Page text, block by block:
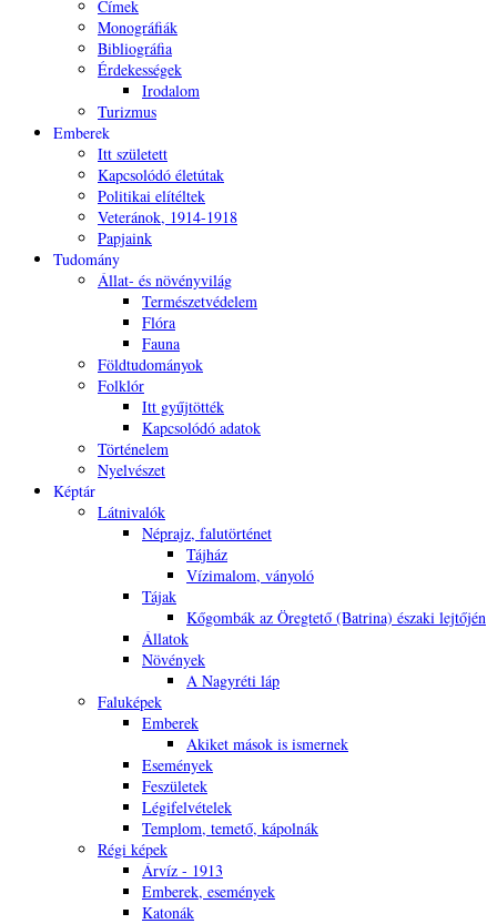
Címek
Monográfiák
Bibliográfia
Érdekességek
Irodalom
Turizmus
Emberek
Itt született
Kapcsolódó életútak
Politikai elítéltek
Veteránok, 1914-1918
Papjaink
Tudomány
Állat- és növényvilág
Természetvédelem
Flóra
Fauna
Földtudományok
Folklór
Itt gyűjtötték
Kapcsolódó adatok
Történelem
Nyelvészet
Képtár
Látnivalók
Néprajz, falutörténet
Tájház
Vízimalom, ványoló
Tájak
Kőgombák az Öregtető (Batrina) északi lejtőjén
Állatok
Növények
A Nagyréti láp
Faluképek
Emberek
Akiket mások is ismernek
Események
Feszületek
Légifelvételek
Templom, temető, kápolnák
Régi képek
Árvíz - 1913
Emberek, események
Katonák